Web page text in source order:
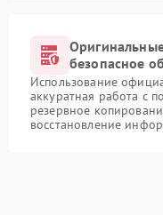
безопасное
Использование
аккуратная работа с
резервное
восстановление